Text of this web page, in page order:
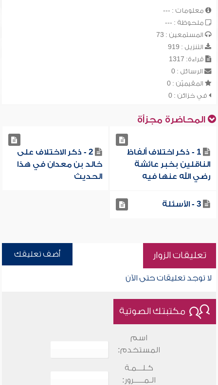
معلومات : ---
ملحوظة : ---
المستمعين : 73
التنزيل : 919
قراءة: 1317
الرسائل : 0
المقيميّن : 0
في خزائن : 0
المحاضرة مجزأة
1 - ذكر اختلاف ألفاظ
الناقلين بخبر عائشة
رضي الله عنها فيه
2 - ذكر الاختلاف على
خالد بن معدان في هذا
الحديث
3 - الأسئلة
تعليقات الزوار أضف تعليقك
لا توجد تعليقات حتى الآن
مكتبتك الصوتية
اسم
المستخدم:
كـلـــمـة
الـمـــــرور: